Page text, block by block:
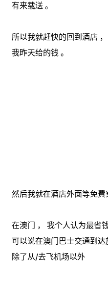
有来载送 。
所以我就赶快的回到酒店
我昨天给的钱 。
然后我就在酒店外面等免
在澳门 ， 我个人认为最省
可以说在澳门巴士交通到
除了从/去飞机场以外